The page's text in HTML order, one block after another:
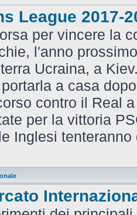
League 2017-
per vincere la
l'anno
Ucraina, a
a casa
contro il Real
per la vittoria
Inglesi tenteranno